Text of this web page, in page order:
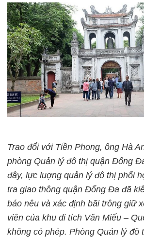
Trao đổi với Tiền Phong, ông Hà
phòng Quản lý đô thị quận Đống
đây, lực luợng quản lý đô thị phối
tra giao thông quận Đống Đa đã
báo nêu và xác định bãi trông giữ
viên của khu di tích Văn Miếu –
không có phép. Phòng Quản lý đô